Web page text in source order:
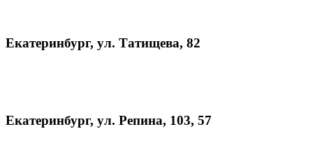
Екатеринбург, ул. Татищева, 82
Екатеринбург, ул. Репина, 103, 57